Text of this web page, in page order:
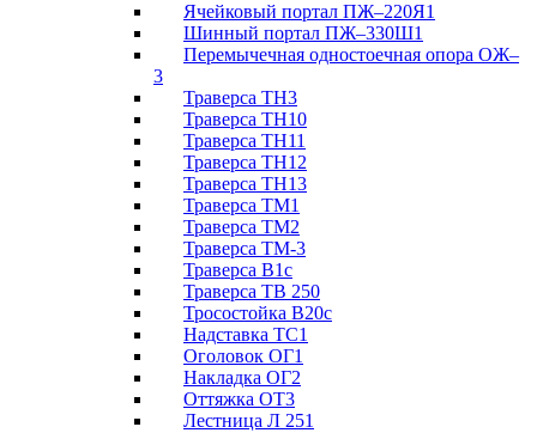
Ячейковый портал ПЖ–220Я1
Шинный портал ПЖ–330Ш1
Перемычечная одностоечная опора ОЖ–
3
Траверса ТН3
Траверса ТН10
Траверса ТН11
Траверса ТН12
Траверса ТН13
Траверса ТМ1
Траверса ТМ2
Траверса ТМ-3
Траверса В1с
Траверса ТВ 250
Тросостойка В20с
Надставка ТС1
Оголовок ОГ1
Накладка ОГ2
Оттяжка ОТ3
Лестница Л 251